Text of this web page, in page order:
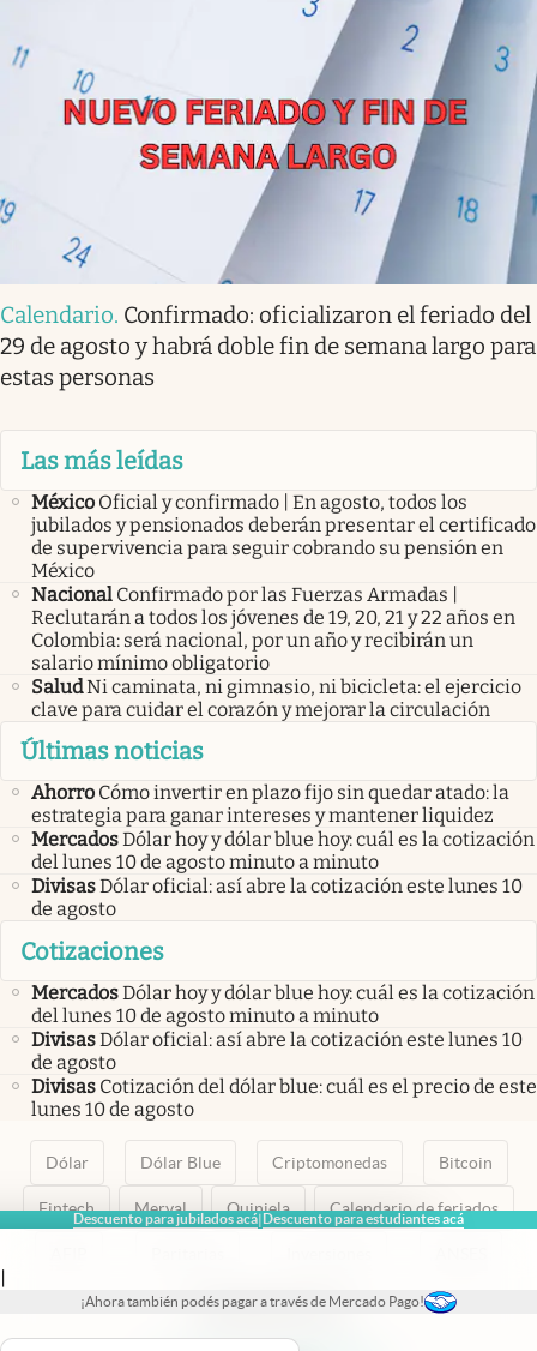
Descuento para jubilados acá|Descuento para estudiantes acá
|
¡Ahora también podés pagar a través de Mercado Pago!
Calendario. Confirmado: oficializaron el feriado del
29 de agosto y habrá doble fin de semana largo para
estas personas
Las más leídas
México Oficial y confirmado | En agosto, todos los
jubilados y pensionados deberán presentar el certificado
de supervivencia para seguir cobrando su pensión en
México
Nacional Confirmado por las Fuerzas Armadas |
Reclutarán a todos los jóvenes de 19, 20, 21 y 22 años en
Colombia: será nacional, por un año y recibirán un
salario mínimo obligatorio
SaludNi caminata, ni gimnasio, ni bicicleta: el ejercicio
clave para cuidar el corazón y mejorar la circulación
Últimas noticias
Ahorro Cómo invertir en plazo fijo sin quedar atado: la
estrategia para ganar intereses y mantener liquidez
MercadosDólar hoy y dólar blue hoy: cuál es la cotización
del lunes 10 de agosto minuto a minuto
DivisasDólar oficial: así abre la cotización este lunes 10
de agosto
Cotizaciones
MercadosDólar hoy y dólar blue hoy: cuál es la cotización
del lunes 10 de agosto minuto a minuto
DivisasDólar oficial: así abre la cotización este lunes 10
de agosto
Divisas Cotización del dólar blue: cuál es el precio de este
lunes 10 de agosto
Dólar Dólar Blue Criptomonedas Bitcoin
Fintech Merval Quiniela Calendario de feriados
abre en nueva pestaña
abre en nueva pestaña
abre en nueva pestaña
abre en nueva pestaña
abre en nueva pestaña